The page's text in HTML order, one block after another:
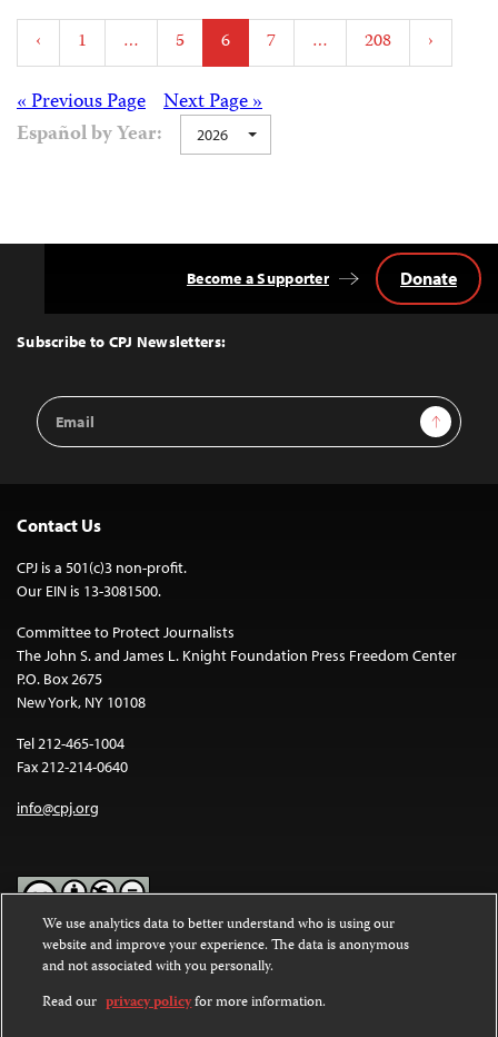
Posts
pagination
‹ 1 … 5 6 7 … 208 ›
Posts
navigation
Next Page »
« Previous Page
Español by Year:
2026
Top
Subscribe to CPJ Newsletters:
Email
Address
Sign Up
Become a Supporter Donate
Contact Us
CPJ is a 501(c)3 non-profit.
Our EIN is 13-3081500.
Committee to Protect Journalists
The John S. and James L. Knight Foundation Press Freedom Center
P.O. Box 2675
New York, NY 10108
Tel 212-465-1004
Fax 212-214-0640
info@cpj.org
Except where noted, text on this website is licensed under a
Commons Attribution-NonCommercial-NoDerivatives 4.0
International License.
We use analytics data to better understand who is using our
website and improve your experience. The data is anonymous
and not associated with you personally.
Read our privacy policyfor more information.